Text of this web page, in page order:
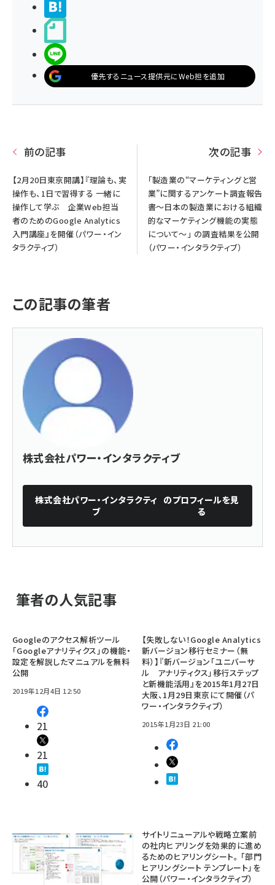
優先するニュース提供元にWeb担を追加
前の記事
【2月20日東京開講】『理論も、実
操作も、1日で習得する 一緒に
操作して学ぶ 企業Web担当
者のためのGoogle Analytics
入門講座』を開催（パワー・イン
タラクティブ）
次の記事
「製造業の“マーケティングと営
業”に関するアンケート調査報告
書～日本の製造業における組織
的なマーケティング機能の実態
について～」 の調査結果を公開
（パワー・インタラクティブ）
この記事の筆者
株式会社パワー・インタラクティブ
株式会社パワー・インタラクティ
ブ
のプロフィールを見
る
筆者の人気記事
Googleのアクセス解析ツール
「Googleアナリティクス」の機能・
設定を解説したマニュアルを無料
公開
2019年12月4日 12:50
21
21
40
【失敗しない！Google Analytics
新バージョン移行セミナー（無
料）】『新バージョン「ユニバーサ
ル アナリティクス」移行ステップ
と新機能活用』を2015年1月27日
大阪、1月29日東京にて開催（パ
ワー・インタラクティブ）
2015年1月23日 21:00
サイトリニューアルや戦略立案前
の社内ヒアリングを効果的に進め
るためのヒアリングシート。 「部門
ヒアリングシート テンプレート」を
公開（パワー・インタラクティブ）